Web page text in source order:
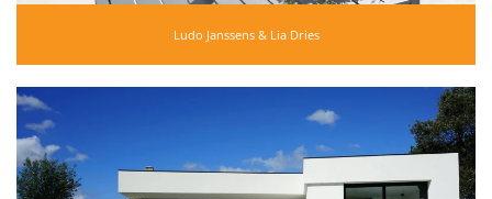
Ludo Janssens & Lia Dries